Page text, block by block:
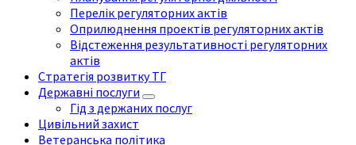
Перелік регуляторних актів
Оприлюднення проектів регуляторних актів
Відстеження результативності регуляторних
актів
Стратегія розвитку ТГ
Державні послуги
Гід з держаних послуг
Цивільний захист
Ветеранська політика